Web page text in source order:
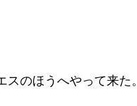
のほうへやって来た。